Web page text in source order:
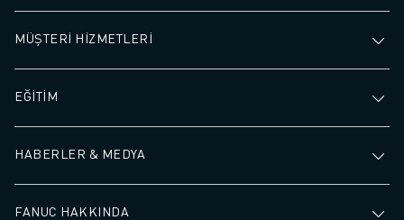
MÜŞTERİ HİZMETLERİ
EĞİTİM
HABERLER & MEDYA
FANUC HAKKINDA